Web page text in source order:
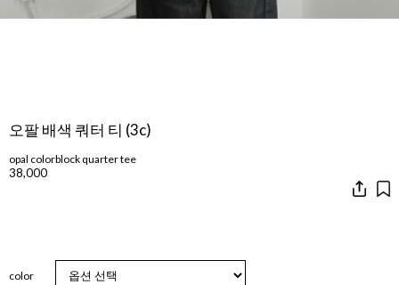
오팔 배색 쿼터 티 (3c)
opal colorblock quarter tee
38,000
color